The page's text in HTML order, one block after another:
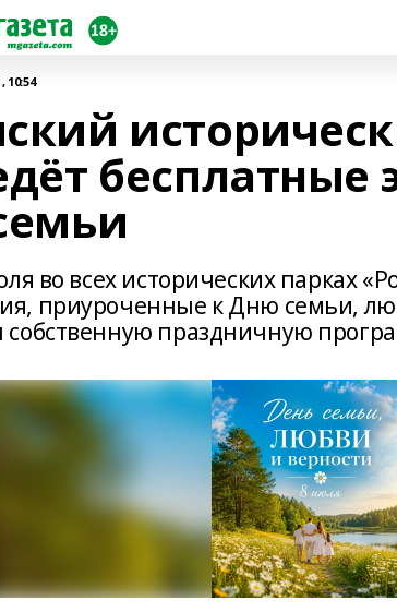
бесплатные
во всех исторических парках
приуроченные к Дню семьи,
собственную праздничную